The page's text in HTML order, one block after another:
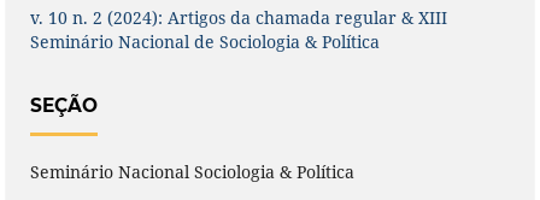
v. 10 n. 2 (2024): Artigos da chamada regular & XIII
Seminário Nacional de Sociologia & Política
SEÇÃO
Seminário Nacional Sociologia & Política